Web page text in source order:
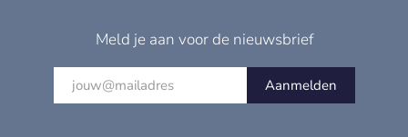
Meld je aan voor de nieuwsbrief
Aanmelden